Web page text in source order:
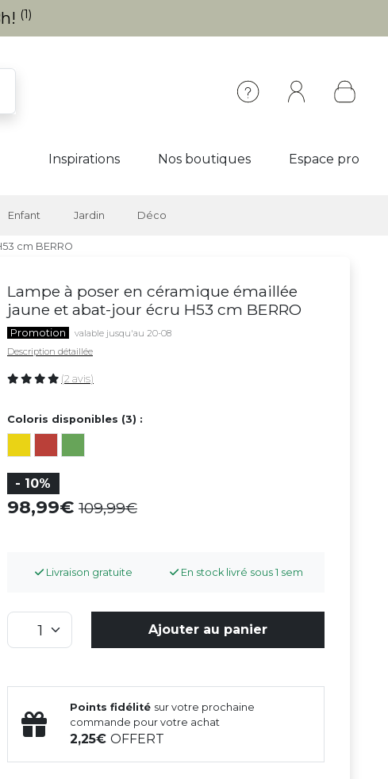
(1)
Inspirations Nos boutiques Espace pro
Enfant Jardin Déco
cm BERRO
Lampe à poser en céramique émaillée
jaune et abat-jour écru H53 cm BERRO
Promotion
valable jusqu'au 20-08
Description détaillée
(2 avis)
Coloris disponibles (3) :
- 10%
98,99 109,99
Livraison gratuite En stock livré sous 1 sem
Ajouter au panier
Points fidélité sur votre prochaine
commande pour votre achat
2,25OFFERT